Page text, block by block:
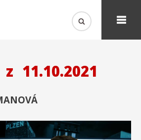
z 11.10.2021